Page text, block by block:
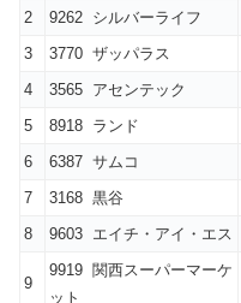
2
9262 シルバーライフ
3
3770 ザッパラス
4
3565 アセンテック
5
8918 ランド
6
6387 サムコ
7
3168 黒谷
8
9603 エイチ・アイ・エス
9
9919 関西スーパーマーケ
ット